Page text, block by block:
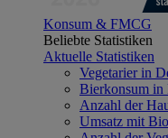
Konsum & FMCG
Beliebte Statistiken
Aktuelle Statistiken
Vegetarier in
Bierkonsum in
Anzahl der
Umsatz mit